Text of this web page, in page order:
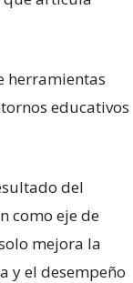
herramientas
educativos
del
como eje de
mejora la
y el desempeño